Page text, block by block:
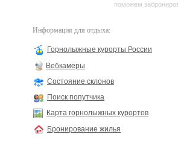
поможем
Информация для отдыха:
Горнолыжные курорты России
Вебкамеры
Состояние склонов
Поиск попутчика
Карта горнолыжных курортов
Бронирование жилья